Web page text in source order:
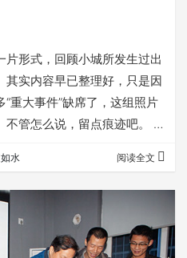
形式，回顾小城所发生过出
实内容早已整理好，只是因
重大事件”缺席了，这组照片
不管怎么说，留点痕迹吧。
水 阅读全文